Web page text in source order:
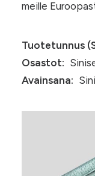
meille
Tuotetunnus
Osastot:
Avainsana: